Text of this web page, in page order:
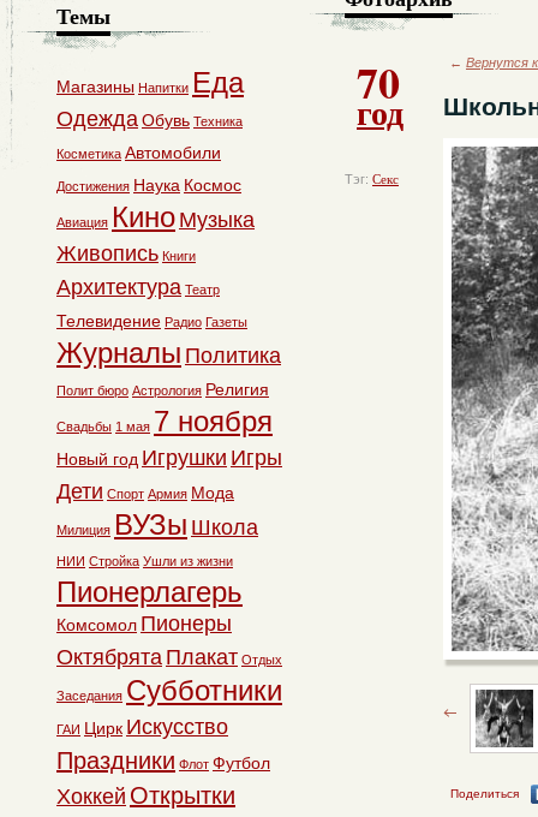
70
год
Тэг: Секс
← Вернутся
Поделиться
Темы
Магазины Напитки Еда
ОдеждаОбувь Техника
Косметика Автомобили
Достижения Наука Космос
Авиация Кино Музыка
Живопись Книги
Архитектура Театр
Телевидение Радио Газеты
Журналы Политика
Полит бюро Астрология Религия
Свадьбы 1 мая 7 ноября
Новый год Игрушки Игры
Дети Спорт Армия Мода
Милиция ВУЗы Школа
НИИ Стройка Ушли из жизни
Пионерлагерь
Комсомол Пионеры
Октябрята Плакат Отдых
Заседания Субботники
ГАИ Цирк Искусство
Праздники Флот Футбол
Хоккей Открытки